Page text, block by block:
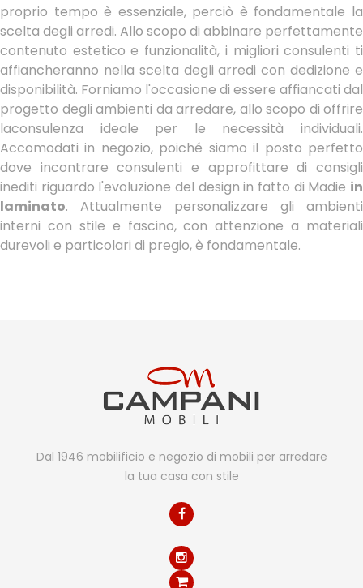
proprio tempo è essenziale, perciò è fondamentale la
scelta degli arredi. Allo scopo di abbinare perfettamente
contenuto estetico e funzionalità, i migliori consulenti ti
affiancheranno nella scelta degli arredi con dedizione e
disponibilità. Forniamo l'occasione di essere affiancati dal
progetto degli ambienti da arredare, allo scopo di offrire
laconsulenza ideale per le necessità individuali.
Accomodati in negozio, poiché siamo il posto perfetto
dove incontrare consulenti e approfittare di consigli
inediti riguardo l'evoluzione del design in fatto di Madie in
laminato. Attualmente personalizzare gli ambienti
interni con stile e fascino, con attenzione a materiali
durevoli e particolari di pregio, è fondamentale.
Dal 1946 mobilificio e negozio di mobili per arredare
la tua casa con stile